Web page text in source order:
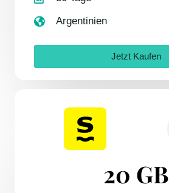
Argentinien
Jetzt Kaufen
20 GB